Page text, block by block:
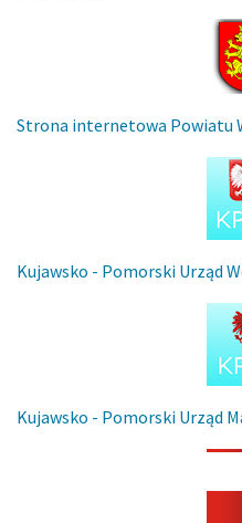
Strona internetowa Powiatu
Kujawsko - Pomorski Urząd
Kujawsko - Pomorski Urząd